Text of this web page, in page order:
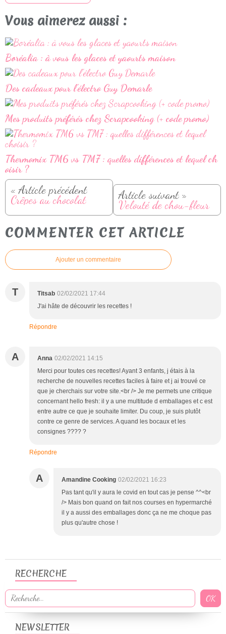
Vous aimerez aussi :
Boréalia : à vous les glaces et yaourts maison
Des cadeaux pour l'électro Guy Demarle
Mes produits préférés chez Scrapcooking (+ code promo)
Thermomix TM6 vs TM7 : quelles différences et lequel ch
oisir ?
« Article précédent
Crêpes au chocolat Article suivant »
Velouté de chou-fleur
COMMENTER CET ARTICLE
Ajouter un commentaire
T Titsab 02/02/2021 17:44
J'ai hâte de découvrir les recettes !
Répondre
A Anna 02/02/2021 14:15
Merci pour toutes ces recettes! Ayant 3 enfants, j étais à la
recherche de nouvelles recettes faciles à faire et j ai trouvé ce
que je cherchais sur votre site.<br /> Je me permets une critique
concernant hello fresh: il y a une multitude d emballages et c est
entre autre ce que je souhaite limiter. Du coup, je suis plutôt
contre ce genre de services. A quand les bocaux et les
consignes ???? ?
Répondre
A Amandine Cooking 02/02/2021 16:23
Pas tant qu'il y aura le covid en tout cas je pense ^^<br
/> Mais bon quand on fait nos courses en hypermarché
il y a aussi des emballages donc ça ne me choque pas
plus qu'autre chose !
NEWSLETTER
RECHERCHE